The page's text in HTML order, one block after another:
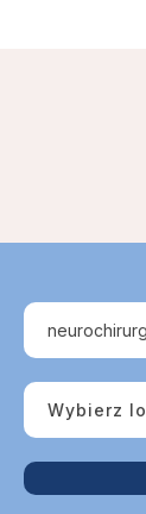
neurochirurg
Wybierz